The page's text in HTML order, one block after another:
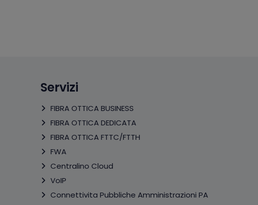
Servizi
FIBRA OTTICA BUSINESS
FIBRA OTTICA DEDICATA
FIBRA OTTICA FTTC/FTTH
FWA
Centralino Cloud
VoIP
Connettivita Pubbliche Amministrazioni PA